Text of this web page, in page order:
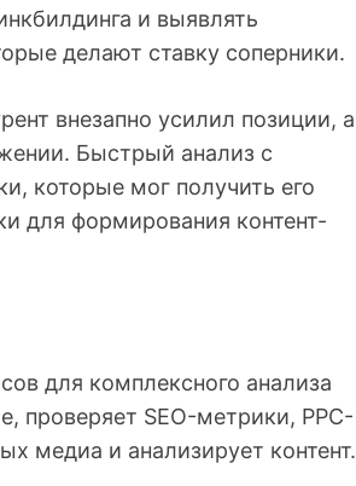
и выявлять
делают ставку соперники.
внезапно усилил позиции, а
Быстрый анализ с
которые мог получить его
для формирования контент-
для комплексного анализа
проверяет SEO-метрики, PPC-
медиа и анализирует контент.